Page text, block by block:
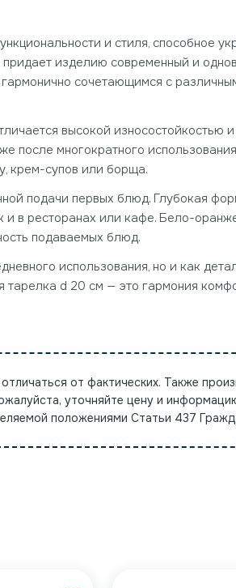
и стиля, способное
изделию современный и
сочетающимся с
высокой износостойкостью
после многократного
крем-супов или борща.
подачи первых блюд. Глубокая
в ресторанах или кафе. Бело-
подаваемых блюд.
использования, но и как
тарелка d 20 см — это гармония
от фактических. Также
уточняйте цену и
положениями Статьи 437